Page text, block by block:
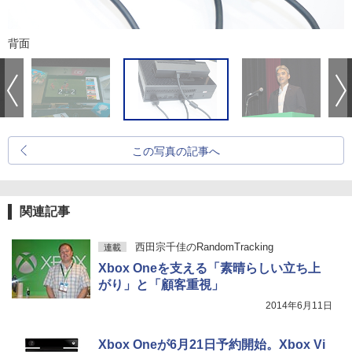
背面
この写真の記事へ
関連記事
連載 西田宗千佳のRandomTracking
Xbox Oneを支える「素晴らしい立ち上
がり」と「顧客重視」
2014年6月11日
Xbox Oneが6月21日予約開始。Xbox Vi